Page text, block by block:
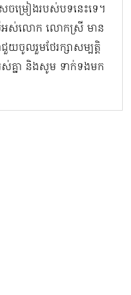
ម្រៀងរបស់បទនេះទេ។
អស់លោក លោកស្រី មាន
ជួយចូលរួមថែរក្សាសម្បត្តិ
អស់គ្នា និងសូម ទាក់ទងមក